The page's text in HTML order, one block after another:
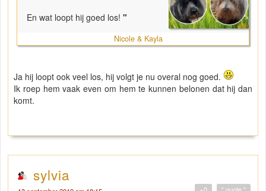
En wat loopt hij goed los! "
Nicole & Kayla
Ja hij loopt ook veel los, hij volgt je nu overal nog goed.
Ik roep hem vaak even om hem te kunnen belonen dat hij dan
komt.
sylvia
" quote "
+0